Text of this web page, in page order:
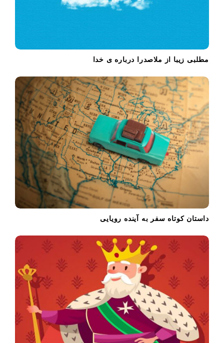
مطلبی زیبا از ملاصدرا درباره ی خدا
داستان کوتاه سفر به آینده‌ رویایی